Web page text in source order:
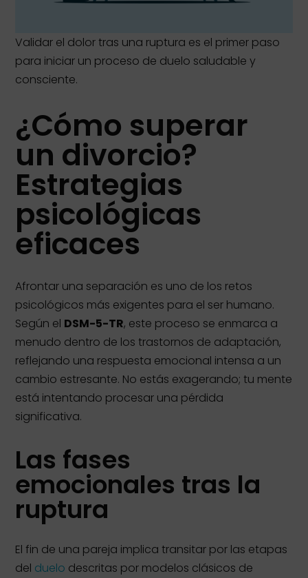
Validar el dolor tras una ruptura es el primer paso
para iniciar un proceso de duelo saludable y
consciente.
¿Cómo superar
un divorcio?
Estrategias
psicológicas
eficaces
Afrontar una separación es uno de los retos
psicológicos más exigentes para el ser humano.
Según el DSM-5-TR, este proceso se enmarca a
menudo dentro de los trastornos de adaptación,
reflejando una respuesta emocional intensa a un
cambio estresante. No estás exagerando; tu mente
está intentando procesar una pérdida
significativa.
Las fases
emocionales tras la
ruptura
El fin de una pareja implica transitar por las etapas
del duelo descritas por modelos clásicos de